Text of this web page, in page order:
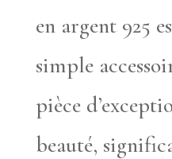
en argent 925
simple
pièce
beauté,